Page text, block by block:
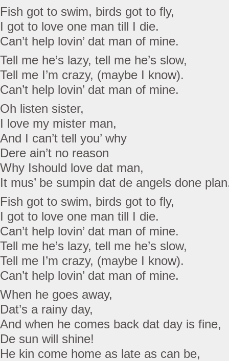
Fish got to swim, birds got to fly,
I got to love one man till I die.
Can’t help lovin’ dat man of mine.
Tell me he’s lazy, tell me he’s slow,
Tell me I’m crazy, (maybe I know).
Can’t help lovin’ dat man of mine.
Oh listen sister,
I love my mister man,
And I can’t tell you’ why
Dere ain’t no reason
Why Ishould love dat man,
It mus’ be sumpin dat de angels done
Fish got to swim, birds got to fly,
I got to love one man till I die.
Can’t help lovin’ dat man of mine.
Tell me he’s lazy, tell me he’s slow,
Tell me I’m crazy, (maybe I know).
Can’t help lovin’ dat man of mine.
When he goes away,
Dat’s a rainy day,
And when he comes back dat day is fine,
De sun will shine!
He kin come home as late as can be,